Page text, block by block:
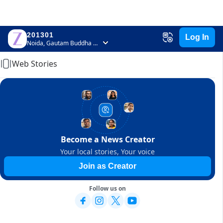
201301
Noida, Gautam Buddha Nagar, Uttar Pradesh
Log In
Home
Web Stories
Become a News Creator
Your local stories, Your voice
Join as Creator
Follow us on